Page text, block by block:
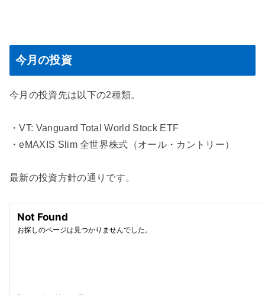
今月の投資
今月の投資先は以下の2種類。
・VT: Vanguard Total World Stock ETF
・eMAXIS Slim 全世界株式（オール・カントリー）
最新の投資方針の通りです。